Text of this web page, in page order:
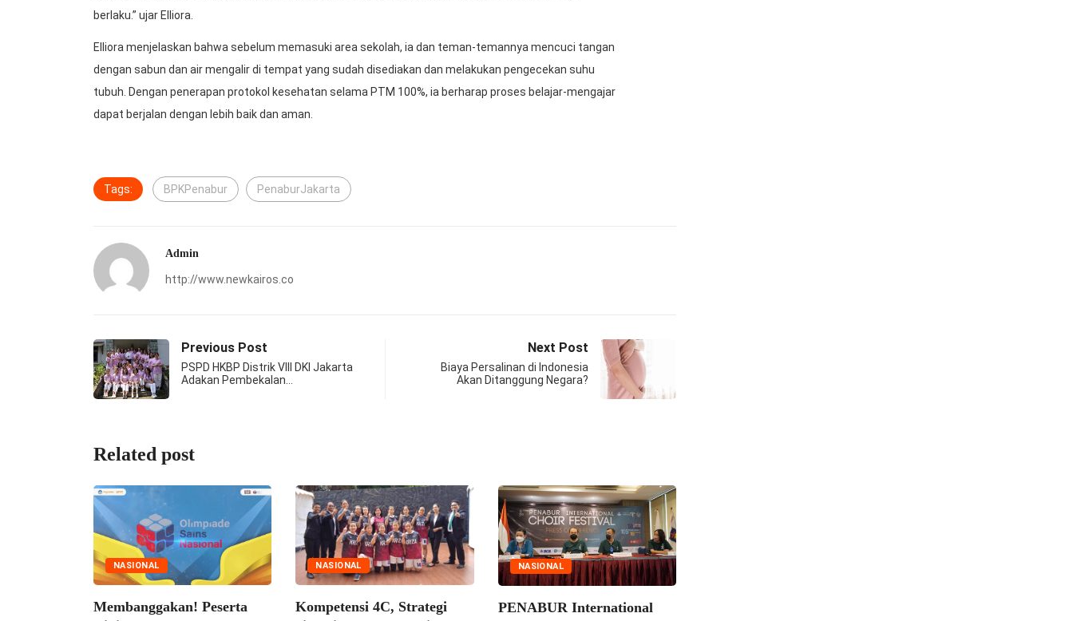
berlaku.” ujar Elliora.
Elliora menjelaskan bahwa sebelum memasuki area sekolah, ia dan teman-temannya mencuci tangan
dengan sabun dan air mengalir di tempat yang sudah disediakan dan melakukan pengecekan suhu
tubuh. Dengan penerapan protokol kesehatan selama PTM 100%, ia berharap proses belajar-mengajar
dapat berjalan dengan lebih baik dan aman.
Tags: BPKPenabur PenaburJakarta
Admin
http://www.newkairos.co
Previous Post
PSPD HKBP Distrik VIII DKI Jakarta
Adakan Pembekalan…
Next Post
Biaya Persalinan di Indonesia
Akan Ditanggung Negara?
Related post
NASIONAL
Membanggakan! Peserta
NASIONAL
Kompetensi 4C, Strategi
NASIONAL
PENABUR International